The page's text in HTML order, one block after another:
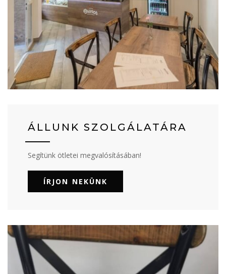
ÁLLUNK SZOLGÁLATÁRA
Segítünk ötletei megvalósításában!
ÍRJON NEKÜNK